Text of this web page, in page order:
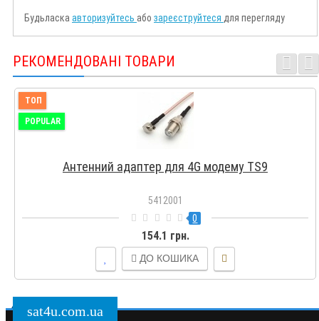
Будьласка авторизуйтесь або зареєструйтеся для перегляду
РЕКОМЕНДОВАНІ ТОВАРИ
ТОП
POPULAR
Антенний адаптер для 4G модему TS9
5412001
0
154.1 грн.
ДО КОШИКА
sat4u.com.ua